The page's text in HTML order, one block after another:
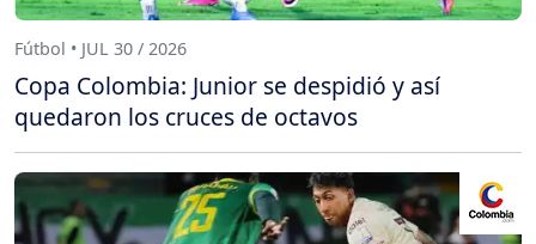
Fútbol • JUL 30 / 2026
Copa Colombia: Junior se despidió y así
quedaron los cruces de octavos